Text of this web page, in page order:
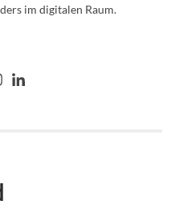
im digitalen Raum.